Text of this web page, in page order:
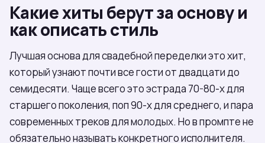
Какие хиты берут за основу и
как описать стиль
Лучшая основа для свадебной переделки это хит,
который узнают почти все гости от двадцати до
семидесяти. Чаще всего это эстрада 70-80-х для
старшего поколения, поп 90-х для среднего, и пара
современных треков для молодых. Но в промпте не
обязательно называть конкретного исполнителя.